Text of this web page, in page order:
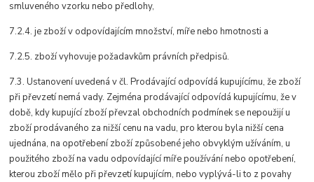
smluveného vzorku nebo předlohy,
7.2.4. je zboží v odpovídajícím množství, míře nebo hmotnosti a
7.2.5. zboží vyhovuje požadavkům právních předpisů.
7.3. Ustanovení uvedená v čl. Prodávající odpovídá kupujícímu, že zboží
při převzetí nemá vady. Zejména prodávající odpovídá kupujícímu, že v
době, kdy kupující zboží převzal obchodních podmínek se nepoužijí u
zboží prodávaného za nižší cenu na vadu, pro kterou byla nižší cena
ujednána, na opotřebení zboží způsobené jeho obvyklým užíváním, u
použitého zboží na vadu odpovídající míře používání nebo opotřebení,
kterou zboží mělo při převzetí kupujícím, nebo vyplývá-li to z povahy